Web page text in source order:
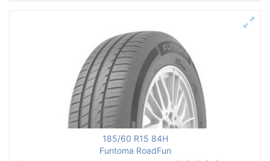
185/60 R15 84H
Funtoma RoadFun